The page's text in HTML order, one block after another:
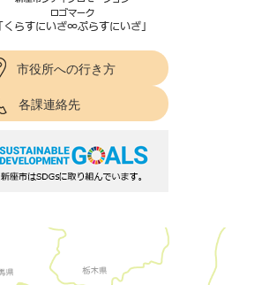
市役所への行き方
各課連絡先